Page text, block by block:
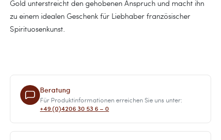
Gold unterstreicht den gehobenen Anspruch und macht ihn
zu einem idealen Geschenk für Liebhaber französischer
Spirituosenkunst.
Beratung
Für Produktinformationen erreichen Sie uns unter:
+49 (0)4206 30 53 6 – 0